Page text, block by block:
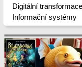
Digitální transformace
Informační systémy